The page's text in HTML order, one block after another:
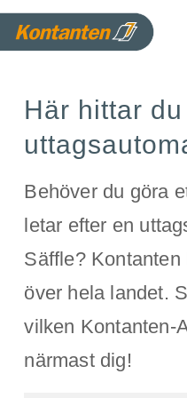
Här hittar du
Behöver du göra
letar efter en
Säffle?
över hela landet.
vilken Kontanten-
närmast dig!